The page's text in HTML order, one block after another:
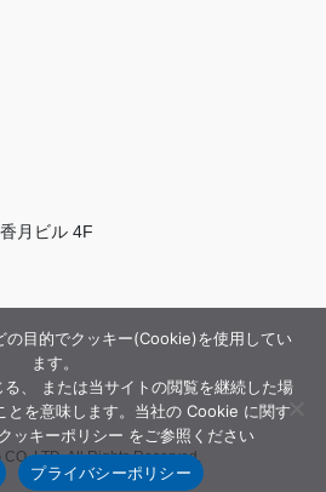
月ビル 4F
All Rights Reserved.
の目的でクッキー(Cookie)を使用してい
ます。
、 または当サイトの閲覧を継続した場
とを意味します。当社の Cookie に関す
ッキーポリシー をご参照ください
プライバシーポリシー